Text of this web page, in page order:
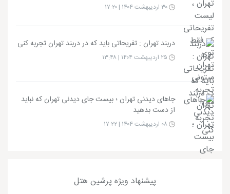
دربند تهران : تفریحاتی باید که در دربند تهران تجربه کنی
جاهای دیدنی تهران ؛ بیست جای دیدنی تهران که نباید
از دست بدهید
پیشنهاد ویژه پرشین هتل